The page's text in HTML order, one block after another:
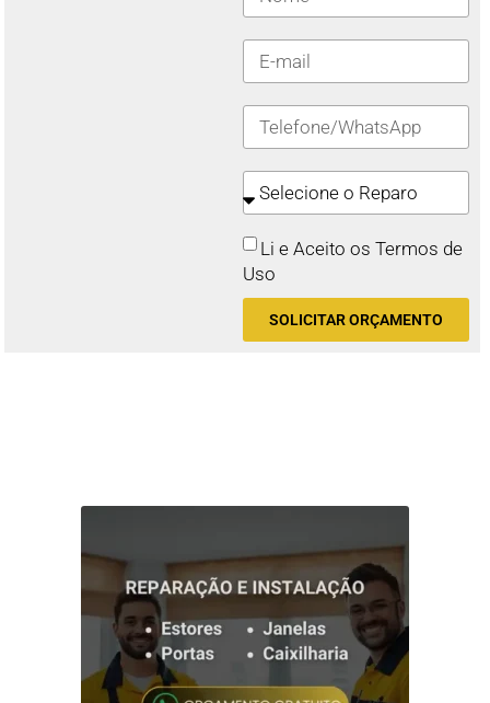
Li e Aceito os Termos de
Uso
SOLICITAR ORÇAMENTO